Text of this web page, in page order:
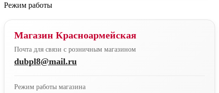
Режим работы
Магазин Красноармейская
Почта для связи с розничным магазином
dubpl8@mail.ru
Режим работы магазина